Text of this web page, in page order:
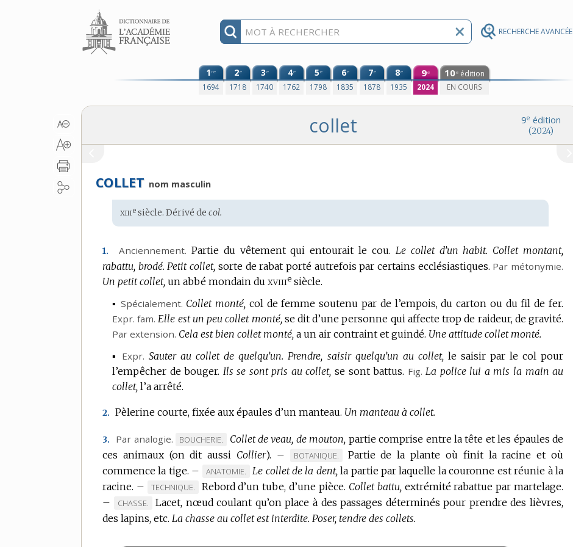
RECHERCHE AVANCÉE
Aller au contenu
1re
1694
2e
1718
3e
1740
4e
1762
5e
1798
6e
1835
7e
1878
8e
1935
9e
2024
10e édition
EN COURS
9e édition
(2024)
collet
COLLET nom masculin
Étymologie
:
xiiie siècle. Dérivé decol.
1. Anciennement. Partie du vêtement qui entourait le cou. Le collet d’un habit. Collet montant,
rabattu, brodé. Petit collet, sorte de rabat porté autrefois par certains ecclésiastiques. Par métonymie.
Un petit collet, un abbé mondain du xviiie siècle.
▪ Spécialement. Collet monté, col de femme soutenu par de l’empois, du carton ou du fil de fer.
Expr. fam. Elle est un peu collet monté, se dit d’une personne qui affecte trop de raideur, de gravité.
Par extension. Cela est bien collet monté, a un air contraint et guindé. Une attitude collet monté.
▪ Expr. Sauter au collet de quelqu’un. Prendre, saisir quelqu’un au collet, le saisir par le col pour
l’empêcher de bouger. Ils se sont pris au collet, se sont battus. Fig. La police lui a mis la main au
collet, l’a arrêté.
2. Pèlerine courte, fixée aux épaules d’un manteau. Un manteau à collet.
3. Par analogie.
MARQUE
DE
DOMAINE
:
BOUCHERIE. Collet de veau, de mouton, partie comprise entre la tête et les épaules de
ces animaux (on dit aussi Collier). –
MARQUE
DE
DOMAINE
:
BOTANIQUE.
Partie de la plante où finit la racine et où
commence la tige. –
MARQUE
DE
DOMAINE
:
ANATOMIE. Le collet de la dent, la partie par laquelle la couronne est réunie à la
racine. –
MARQUE
DE
DOMAINE
TECHNIQUE. Rebord d’un tube, d’une pièce. Collet battu, extrémité rabattue par martelage.
–
MARQUE
DE
CHASSE.
Lacet, nœud coulant qu’on place à des passages déterminés pour prendre des lièvres,
des lapins, etc. La chasse au collet est interdite. Poser, tendre des collets.